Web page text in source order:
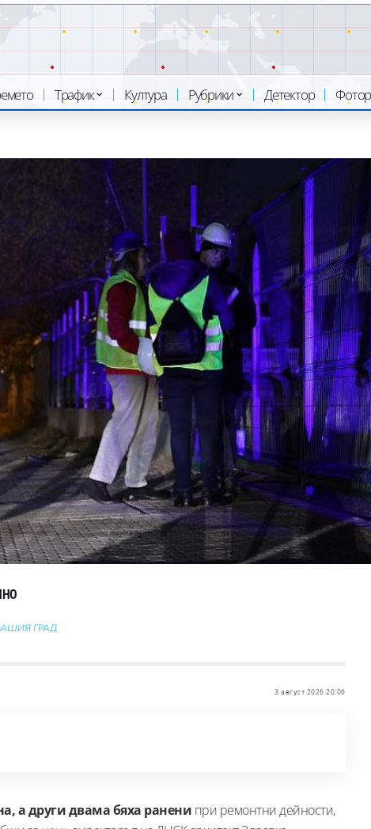
Трафик Култура Рубрики Детектор
ГРАД
3 август 2026 20:06
а други двама бяха ранени при ремонтни дейности,